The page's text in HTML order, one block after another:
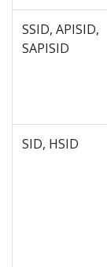
SSID, APISID,
SAPISID
SID, HSID